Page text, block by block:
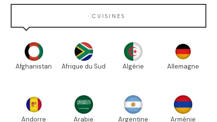
CUISINES
Afghanistan Afrique du Sud Algérie Allemagne
Andorre
Arabie
Argentine Arménie